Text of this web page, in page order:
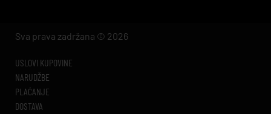
Sva prava zadržana © 2026
USLOVI KUPOVINE
NARUDŽBE
PLAĆANJE
DOSTAVA